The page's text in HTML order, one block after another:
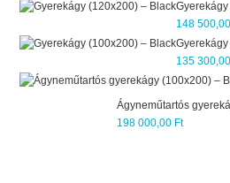
Gyerekágy (120x200) – Black
Gyerekágy (100x200) – Black
gyerekágy (100x200) – Black